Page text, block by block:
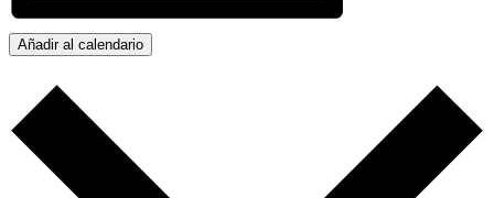
Añadir al calendario